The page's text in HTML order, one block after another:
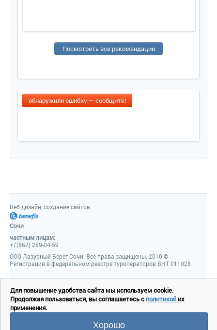
Посмотреть все рекомендации
обнаружили ошибку — сообщите!
Веб дизайн, создание сайтов
Сочи
частным лицам:
+7(862) 259-04-59
ООО Лазурный Берег-Сочи. Все права защищены. 2010.©
Регистрация в федеральном реестре туроператоров ВНТ 011028
Для повышение удобства сайта мы используем cookie.
Продолжая пользоваться, вы соглашаетесь с политикойих
применения.
Хорошо